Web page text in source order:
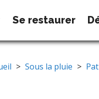
Se restaurer
> Sous la pluie >